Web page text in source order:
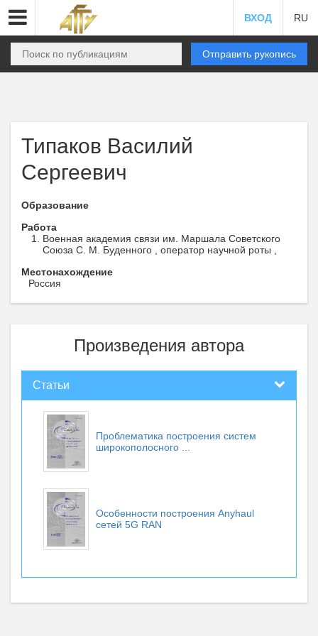
ВХОД RU
Отправить рукопись
Типаков Василий
Сергеевич
Образование
Работа
Военная академия связи им. Маршала Советского
Союза С. М. Буденного , оператор научной роты ,
Местонахождение
Россия
Произведения автора
Статьи
Проблематика построения систем
широкополосного ...
Особенности построения Anyhaul
сетей 5G RAN